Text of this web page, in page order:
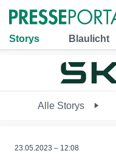
Storys Blaulicht
Alle Storys
23.05.2023 – 12:08